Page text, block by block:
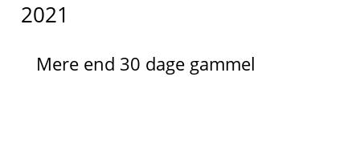
2021
Mere end 30 dage gammel